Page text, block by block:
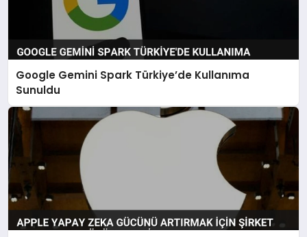
Google Gemini Spark Türkiye’de Kullanıma
Sunuldu